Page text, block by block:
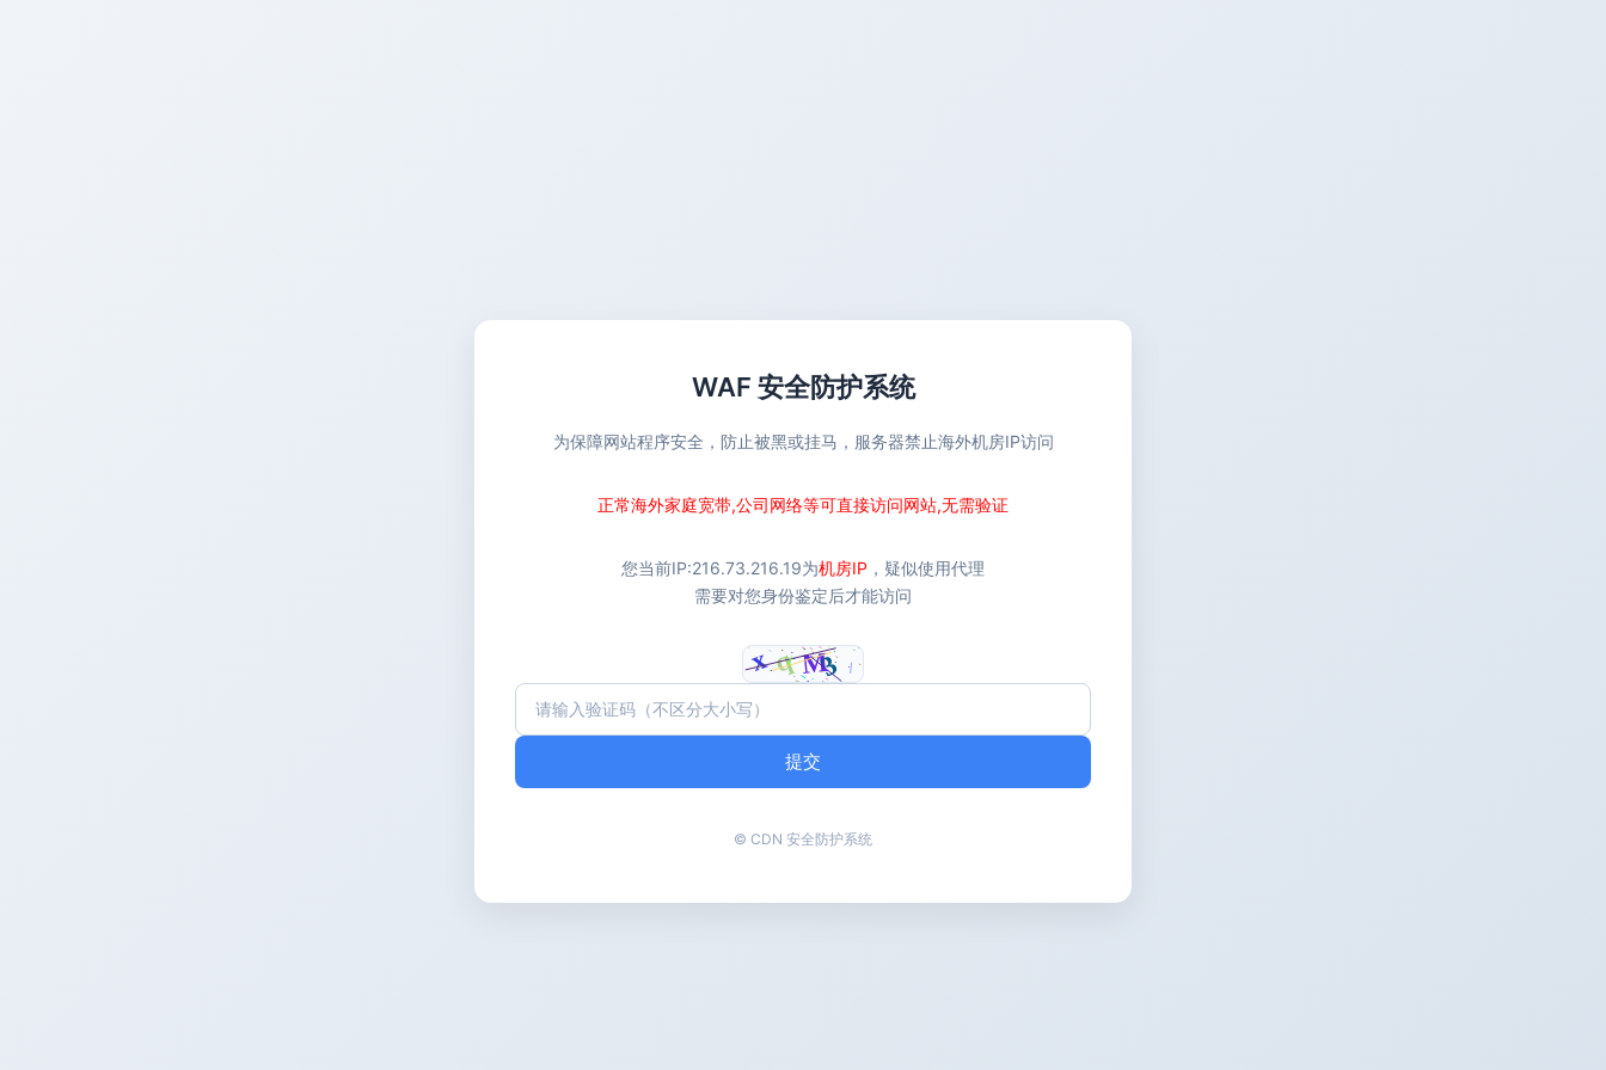
WAF 安全防护系统
为保障网站程序安全，防止被黑或挂马，服务器禁止海外机房IP访问
正常海外家庭宽带,公司网络等可直接访问网站,无需验证
您当前IP:216.73.216.19为机房IP ，疑似使用代理
需要对您身份鉴定后才能访问
提交
© CDN 安全防护系统